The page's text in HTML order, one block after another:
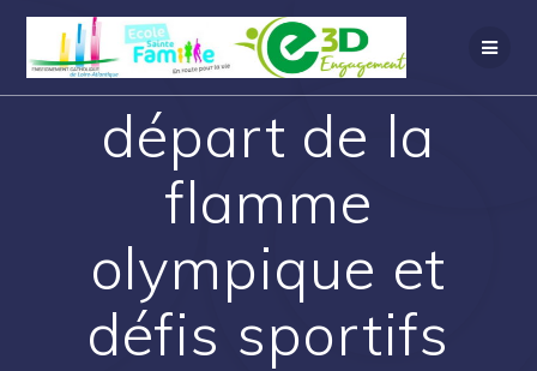
départ de la
flamme
olympique et
défis sportifs